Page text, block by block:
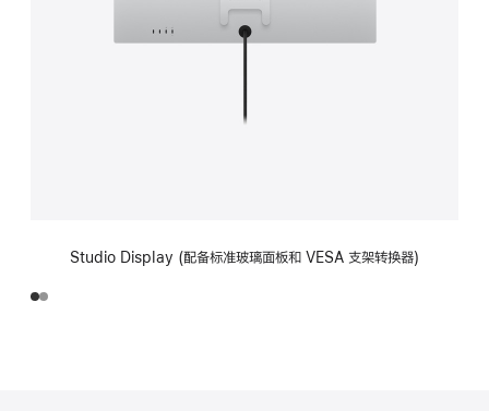
Studio Display (配备标准玻璃面板和 VESA 支架转换器)